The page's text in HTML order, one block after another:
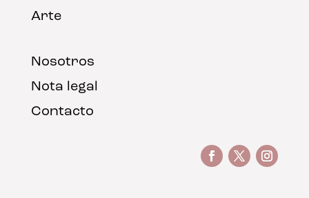
Arte
Nosotros
Nota legal
Contacto